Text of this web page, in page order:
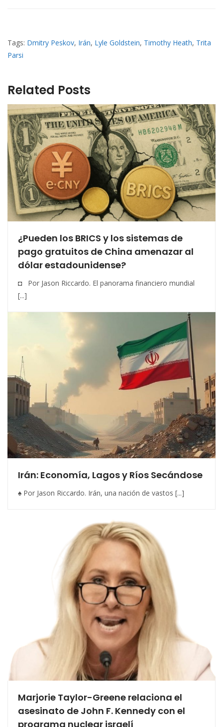
Tags: Dmitry Peskov, Irán, Lyle Goldstein, Timothy Heath, Trita
Parsi
Related Posts
¿Pueden los BRICS y los sistemas de
pago gratuitos de China amenazar al
dólar estadounidense?
◘ Por Jason Riccardo. El panorama financiero mundial
[...]
Irán: Economía, Lagos y Ríos Secándose
♠ Por Jason Riccardo. Irán, una nación de vastos [...]
Marjorie Taylor-Greene relaciona el
asesinato de John F. Kennedy con el
programa nuclear israelí